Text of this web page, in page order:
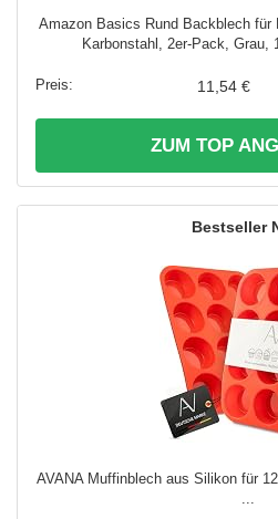
Amazon Basics Rund Backblech für
Karbonstahl, 2er-Pack, Grau,
11,54 €
ZUM TOP
AVANA Muffinblech aus Silikon für